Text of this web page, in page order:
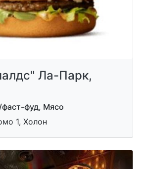
Ла-Парк,
фуд, Мясо
1, Холон